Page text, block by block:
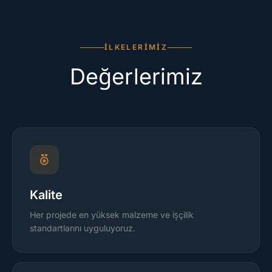
İLKELERIMIZ
Değerlerimiz
Kalite
Her projede en yüksek malzeme ve işçilik
standartlarını uyguluyoruz.